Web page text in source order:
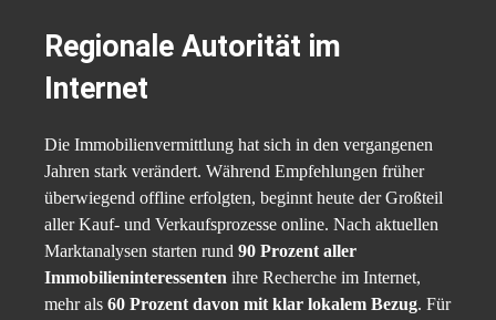
Regionale Autorität im
Internet
Die Immobilienvermittlung hat sich in den vergangenen
Jahren stark verändert. Während Empfehlungen früher
überwiegend offline erfolgten, beginnt heute der Großteil
aller Kauf- und Verkaufsprozesse online. Nach aktuellen
Marktanalysen starten rund 90 Prozent aller
Immobilieninteressenten ihre Recherche im Internet,
mehr als 60 Prozent davon mit klar lokalem Bezug. Für